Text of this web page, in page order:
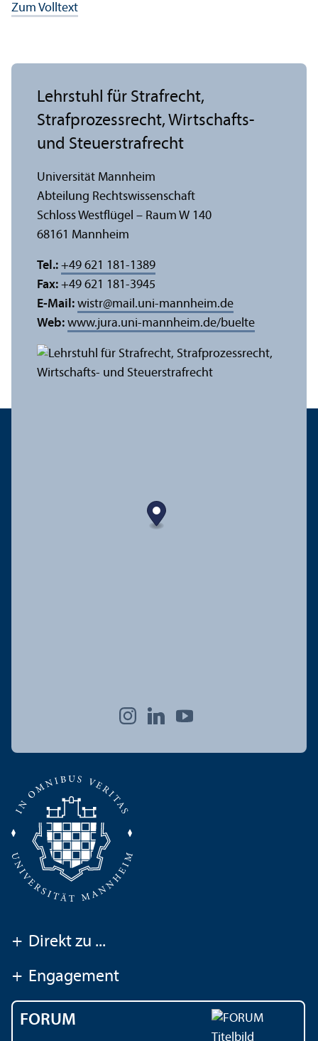
Zum Volltext
Lehr­stuhl für Strafrecht,
Strafprozess­recht, Wirtschafts-
und Steuerstrafrecht
Universität Mannheim
Abteilung Rechts­wissenschaft
Schloss Westflügel – Raum W 140
68161 Mannheim
Tel.: +49 621 181-1389
Fax: +49 621 181-3945
E-Mail: wistr@mail.uni-mannheim.de
Web: www.jura.uni-mannheim.de/buelte
+ Direkt zu ...
+ Engagement
FORUM